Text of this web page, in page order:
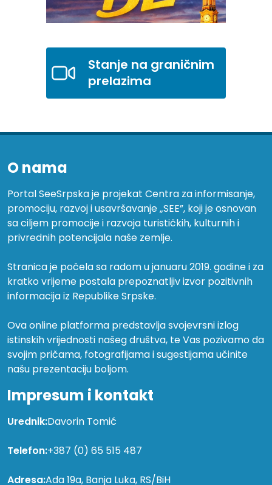
Stanje na graničnim
prelazima
O nama
Portal SeeSrpska je projekat Centra za informisanje,
promociju, razvoj i usavršavanje „SEE”, koji je osnovan
sa ciljem promocije i razvoja turističkih, kulturnih i
privrednih potencijala naše zemlje.
Stranica je počela sa radom u januaru 2019. godine i za
kratko vrijeme postala prepoznatljiv izvor pozitivnih
informacija iz Republike Srpske.
Ova online platforma predstavlja svojevrsni izlog
istinskih vrijednosti našeg društva, te Vas pozivamo da
svojim pričama, fotografijama i sugestijama učinite
našu prezentaciju boljom.
Impresum i kontakt
Urednik:Davorin Tomić
Telefon:+387 (0) 65 515 487
Adresa:Ada 19a, Banja Luka, RS/BiH